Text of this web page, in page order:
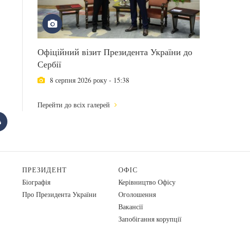
Офіційний візит Президента України до
Сербії
8 серпня 2026 року - 15:38
Перейти до всіх галерей
ПРЕЗИДЕНТ
Біографія
Про Президента України
ОФІС
Керівництво Офісу
Оголошення
Вакансії
Запобігання корупції